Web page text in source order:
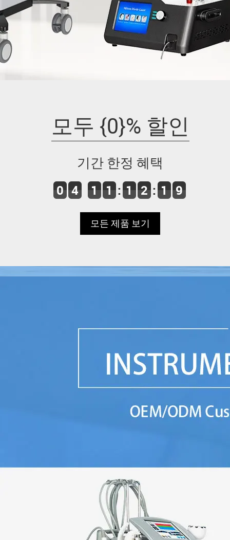
모두 {0}% 할인
기간 한정 혜택
0 4 1 1 : 1 2 : 1 9
모든 제품 보기